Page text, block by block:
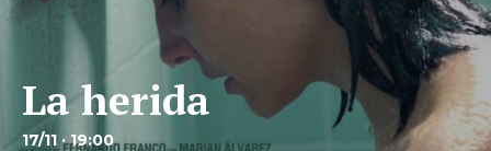
La herida
17/11 · 19:00